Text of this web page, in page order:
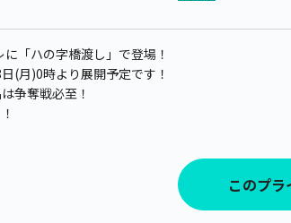
に「ハの字橋渡し」で登場！
(月)0時より展開予定です！
争奪戦必至！
このプ